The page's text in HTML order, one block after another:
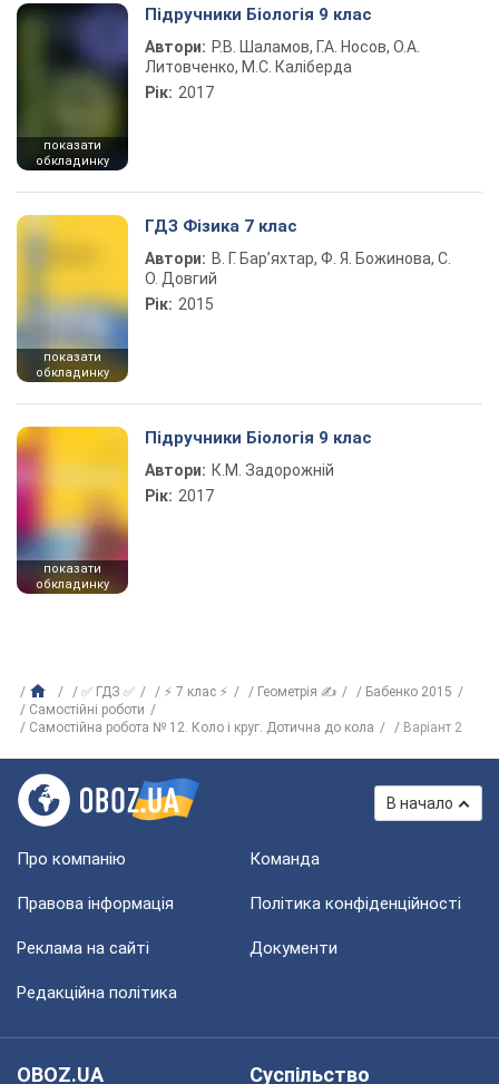
показати
обкладинку
Підручники Біологія 9 клас
Автори: Р.В. Шаламов, Г.А. Носов, О.А.
Литовченко, М.С. Каліберда
Рік: 2017
показати
обкладинку
ГДЗ Фізика 7 клас
Автори: В. Г. Бар’яхтар, Ф. Я. Божинова, С.
О. Довгий
Рік: 2015
показати
обкладинку
Підручники Біологія 9 клас
Автори: К.М. Задорожній
Рік: 2017
✅ ГДЗ ✅ ⚡ 7 клас ⚡ Геометрія ✍
Бабенко 2015
Самостійні роботи
Самостійна робота № 12. Коло і круг. Дотична до кола
Варіант 2
В начало
Про компанію Команда
Правова інформація Політика конфіденційності
Реклама на сайті Документи
Редакційна політика
OBOZ.UA
Суспільство